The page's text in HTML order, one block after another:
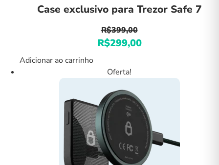
Case exclusivo para Trezor Safe 7
R$399,00
O
original
R$399,00.
R$299,00O
Adicionar ao carrinho
Oferta!